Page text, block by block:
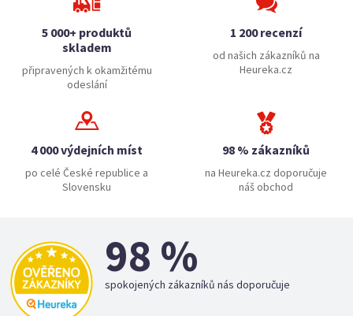
5 000+ produktů
skladem
připravených k okamžitému
odeslání
1 200 recenzí
od našich zákazníků na
Heureka.cz
4 000 výdejních míst
po celé České republice a
Slovensku
98 % zákazníků
na Heureka.cz doporučuje
náš obchod
98 %
spokojených zákazníků nás doporučuje